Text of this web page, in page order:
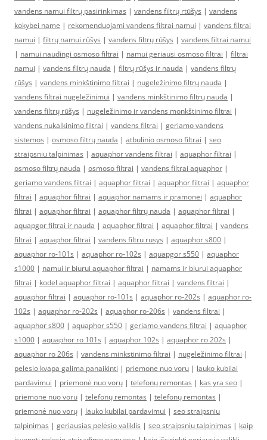
vandens namui filtrų pasirinkimas | vandens filtrų rtūšys | vandens
kokybei name | rekomenduojami vandens filtrai namui | vandens filtrai
namui | filtrų namui rūšys | vandens filtrų rūšys | vandens filtrai namui
| namui naudingi osmoso filtrai | namui geriausi osmoso filtrai | filtrai
namui | vandens filtrų nauda | filtrų rūšys ir nauda | vandens filtrų
rūšys | vandens minkštinimo filtrai | nugeležinimo filtrų nauda |
vandens filtrai nugeležinimui | vandens minkštinimo filtrų nauda |
vandens filtrų rūšys | nugeležinimo ir vandens monkštinimo filtrai |
vandens nukalkinimo filtrai | vandens filtrai | geriamo vandens
sistemos | osmoso filtrų nauda | atbulinio osmoso filtrai | seo
straipsniu talpinimas | aquaphor vandens filtrai | aquaphor filtrai |
osmoso filtrų nauda | osmoso filtrai | vandens filtrai aquaphor |
geriamo vandens filtrai | aquaphor filtrai | aquaphor filtrai | aquaphor
filtrai | aquaphor filtrai | aquaphor namams ir pramonei | aquaphor
filtrai | aquaphor filtrai | aquaphor filtrų nauda | aquaphor filtrai |
aquapgor filtrai ir nauda | aquaphor filtrai | aquaphor filtrai | vandens
filtrai | aquaphor filtrai | vandens filtru rusys | aquaphor s800 |
aquaphor ro-101s | aquaphor ro-102s | aquapgor s550 | aquaphor
s1000 | namui ir biurui aquaphor filtrai | namams ir biurui aquaphor
filtrai | kodel aquaphor filtrai | aquaphor filtrai | vandens filtrai |
aquaphor filtrai | aquaphor ro-101s | aquaphor ro-202s | aquaphor ro-
102s | aquaphor ro-202s | aquaphor ro-206s | vandens filtrai |
aquaphor s800 | aquaphor s550 | geriamo vandens filtrai | aquaphor
s1000 | aquaphor ro 101s | aquaphor 102s | aquaphor ro 202s |
aquaphor ro 206s | vandens minkstinimo filtrai | nugeležinimo filtrai |
pelesio kvapa galima panaikinti | priemone nuo voru | lauko kubilai
pardavimui | priemonė nuo vorų | telefonų remontas | kas yra seo |
priemone nuo voru | telefonų remontas | telefonų remontas |
priemonė nuo vorų | lauko kubilai pardavimui | seo straipsniu
talpinimas | geriausias pelėsio valiklis | seo straipsniu talpinimas | kaip